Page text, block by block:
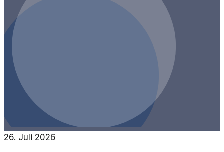
26. Juli 2026